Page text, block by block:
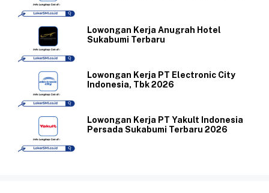
Lowongan Kerja Anugrah Hotel
Sukabumi Terbaru
Lowongan Kerja PT Electronic City
Indonesia, Tbk 2026
Lowongan Kerja PT Yakult Indonesia
Persada Sukabumi Terbaru 2026